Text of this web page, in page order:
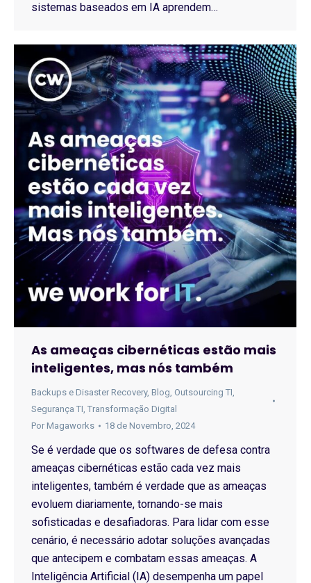
sistemas baseados em IA aprendem…
As ameaças cibernéticas estão mais
inteligentes, mas nós também
Backups e Disaster Recovery, Blog, Outsourcing TI,
Segurança TI, Transformação Digital
Por Magaworks 18 de Novembro, 2024
Se é verdade que os softwares de defesa contra
ameaças cibernéticas estão cada vez mais
inteligentes, também é verdade que as ameaças
evoluem diariamente, tornando-se mais
sofisticadas e desafiadoras. Para lidar com esse
cenário, é necessário adotar soluções avançadas
que antecipem e combatam essas ameaças. A
Inteligência Artificial (IA) desempenha um papel